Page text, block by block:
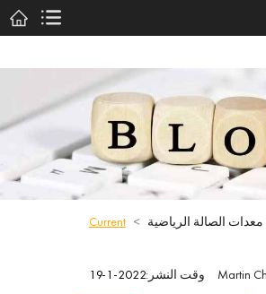
الصالة الرياضية >
Current
Martin وقت النشر :
2022-1-19